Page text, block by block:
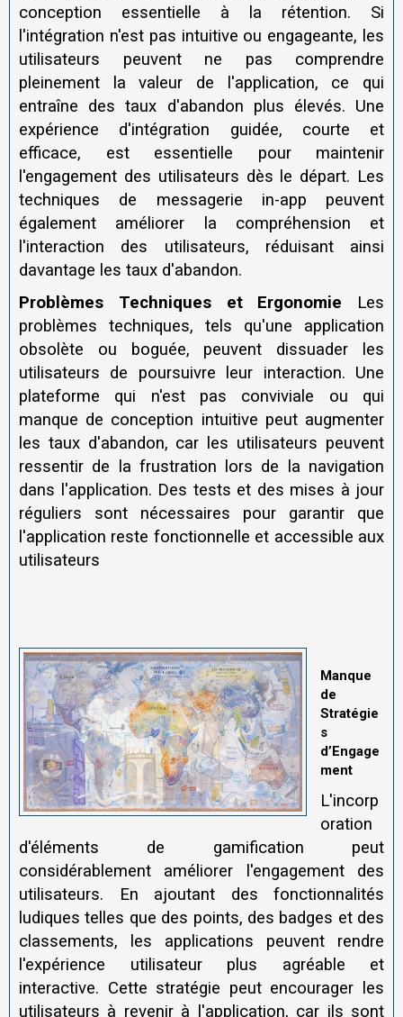
conception essentielle à la rétention. Si
l'intégration n'est pas intuitive ou engageante, les
utilisateurs peuvent ne pas comprendre
pleinement la valeur de l'application, ce qui
entraîne des taux d'abandon plus élevés. Une
expérience d'intégration guidée, courte et
efficace, est essentielle pour maintenir
l'engagement des utilisateurs dès le départ. Les
techniques de messagerie in-app peuvent
également améliorer la compréhension et
l'interaction des utilisateurs, réduisant ainsi
davantage les taux d'abandon.
Problèmes Techniques et Ergonomie Les
problèmes techniques, tels qu'une application
obsolète ou boguée, peuvent dissuader les
utilisateurs de poursuivre leur interaction. Une
plateforme qui n'est pas conviviale ou qui
manque de conception intuitive peut augmenter
les taux d'abandon, car les utilisateurs peuvent
ressentir de la frustration lors de la navigation
dans l'application. Des tests et des mises à jour
réguliers sont nécessaires pour garantir que
l'application reste fonctionnelle et accessible aux
utilisateurs
Manque
de
Stratégie
s
d’Engage
ment
L'incorp
oration
d'éléments de gamification peut
considérablement améliorer l'engagement des
utilisateurs. En ajoutant des fonctionnalités
ludiques telles que des points, des badges et des
classements, les applications peuvent rendre
l'expérience utilisateur plus agréable et
interactive. Cette stratégie peut encourager les
utilisateurs à revenir à l'application, car ils sont